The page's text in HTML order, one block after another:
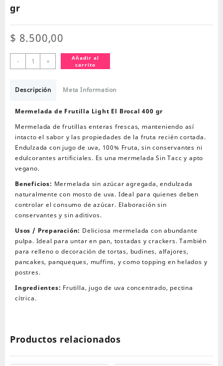
gr
$ 8.500,00
-
Mermelada
de
Light
Brocal
gr
cantidad
+
Añadir al
carrito
Descripción Meta Information
Mermelada de Frutilla Light El Brocal 400 gr
Mermelada de frutillas enteras frescas, manteniendo así
intacto el sabor y las propiedades de la fruta recién cortada.
Endulzada con jugo de uva, 100% Fruta, sin conservantes ni
edulcorantes artificiales. Es una mermelada Sin Tacc y apto
vegano.
Beneficios: Mermelada sin azúcar agregada, endulzada
naturalmente con mosto de uva. Ideal para quienes deben
controlar el consumo de azúcar. Elaboración sin
conservantes y sin aditivos.
Usos / Preparación: Deliciosa mermelada con abundante
pulpa. Ideal para untar en pan, tostadas y crackers. También
para relleno o decoración de tortas, budines, alfajores,
pancakes, panqueques, muffins, y como topping en helados y
postres.
Ingredientes: Frutilla, jugo de uva concentrado, pectina
cítrica.
Productos relacionados